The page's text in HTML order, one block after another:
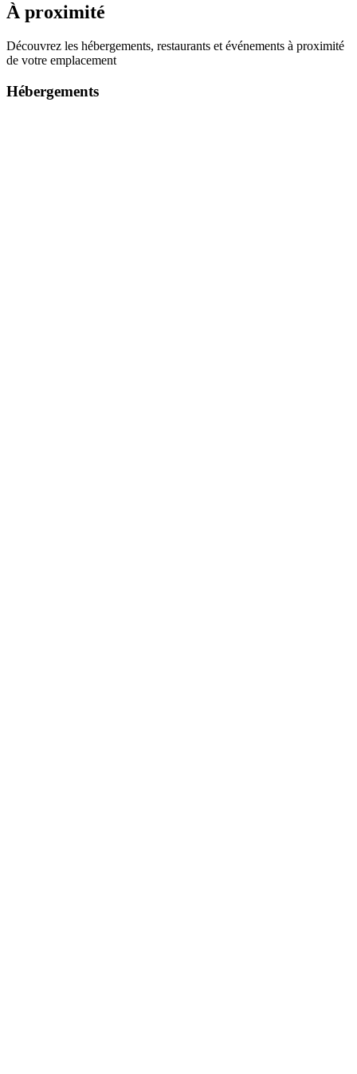
À proximité
Découvrez les hébergements, restaurants et événements à proximité
de votre emplacement
Hébergements